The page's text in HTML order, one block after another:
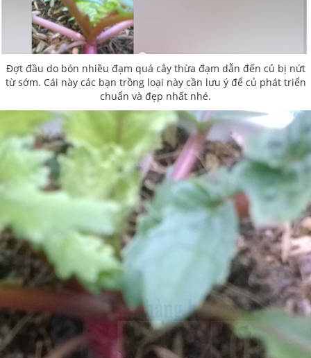
Đợt đầu do bón nhiều đạm quá cây thừa đạm dẫn đến củ bị nứt
từ sớm. Cái này các bạn trồng loại này cần lưu ý để củ phát triển
chuẩn và đẹp nhất nhé.